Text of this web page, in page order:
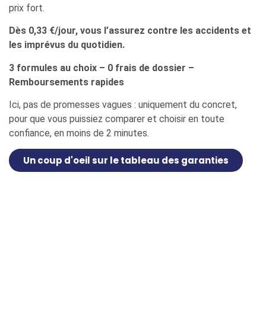
prix fort.
Dès 0,33 €/jour, vous l’assurez contre les accidents et
les imprévus du quotidien.
3 formules au choix – 0 frais de dossier –
Remboursements rapides
Ici, pas de promesses vagues : uniquement du concret,
pour que vous puissiez comparer et choisir en toute
confiance, en moins de 2 minutes.
Un coup d'oeil sur le tableau des garanties